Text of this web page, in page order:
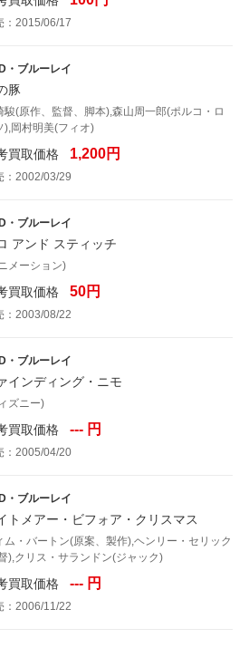
：2015/06/17
・ブルーレイ
豚
駿(原作、監督、脚本),森山周一郎(ポルコ・ロ
),岡村明美(フィオ)
買取価格 1,200円
：2002/03/29
・ブルーレイ
アンド スティッチ
メーション)
買取価格 50円
：2003/08/22
・ブルーレイ
インディング・ニモ
ズニー)
買取価格 --- 円
：2005/04/20
・ブルーレイ
トメアー・ビフォア・クリスマス
ム・バートン(原案、製作),ヘンリー・セリック
),クリス・サランドン(ジャック)
買取価格 --- 円
：2006/11/22